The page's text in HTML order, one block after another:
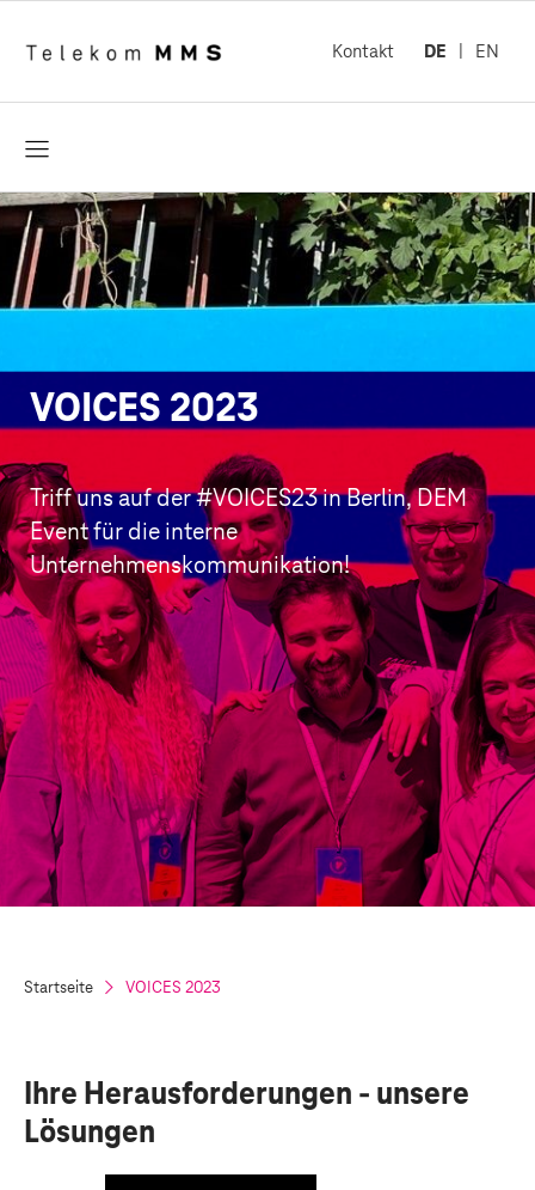
Kontakt DE EN
VOICES 2023
Triff uns auf der #VOICES23 in Berlin, DEM
Event für die interne
Unternehmenskommunikation!
Startseite VOICES 2023
Ihre Herausforderungen - unsere
Lösungen